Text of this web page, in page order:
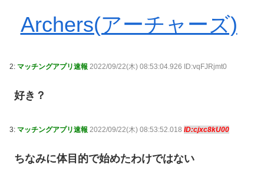
Archers(アーチャーズ)
2: マッチングアプリ速報 2022/09/22(木) 08:53:04.926 ID:vqFJRjmt0
好き？
3: マッチングアプリ速報 2022/09/22(木) 08:53:52.018 ID:cjxc8kU00
ちなみに体目的で始めたわけではない